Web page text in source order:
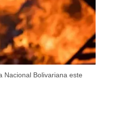
Nacional Bolivariana este